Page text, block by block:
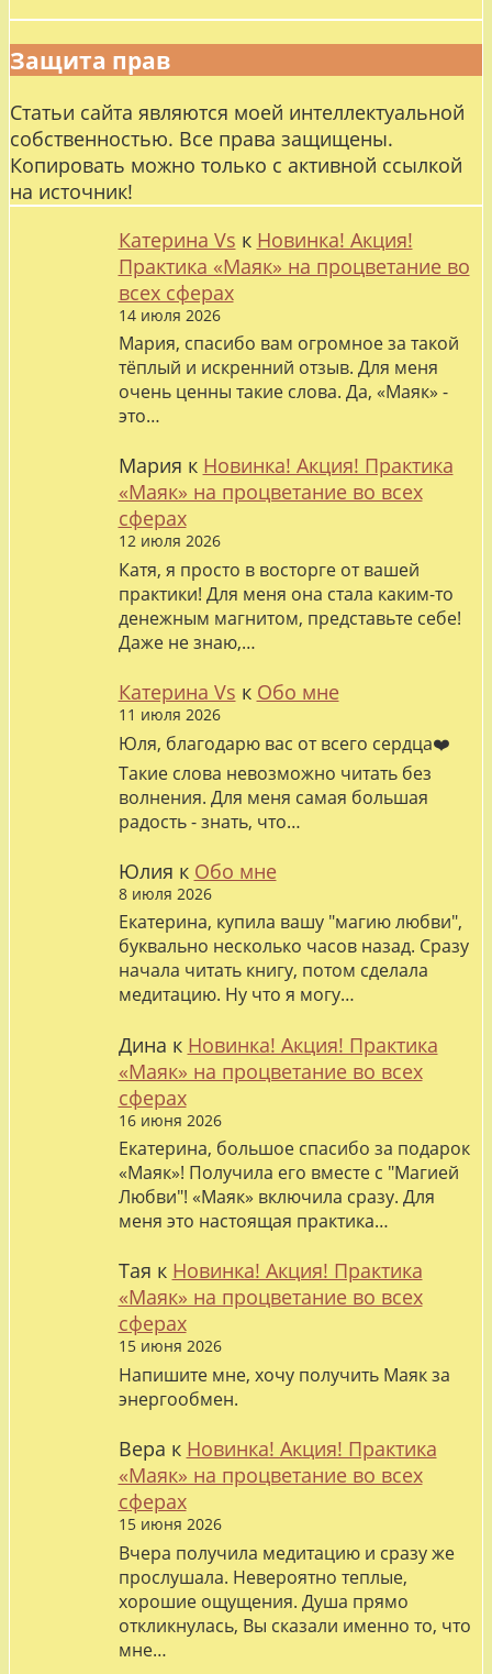
Защита прав
Статьи сайта являются моей интеллектуальной
собственностью. Все права защищены.
Копировать можно только с активной ссылкой
на источник!
Катерина Vs к Новинка! Акция!
Практика «Маяк» на процветание во
всех сферах
14 июля 2026
Мария, спасибо вам огромное за такой
тёплый и искренний отзыв. Для меня
очень ценны такие слова. Да, «Маяк» -
это…
Мария к Новинка! Акция! Практика
«Маяк» на процветание во всех
сферах
12 июля 2026
Катя, я просто в восторге от вашей
практики! Для меня она стала каким-то
денежным магнитом, представьте себе!
Даже не знаю,…
Катерина Vs к Обо мне
11 июля 2026
Юля, благодарю вас от всего сердца❤️
Такие слова невозможно читать без
волнения. Для меня самая большая
радость - знать, что…
Юлия к Обо мне
8 июля 2026
Екатерина, купила вашу "магию любви",
буквально несколько часов назад. Сразу
начала читать книгу, потом сделала
медитацию. Ну что я могу…
Дина к Новинка! Акция! Практика
«Маяк» на процветание во всех
сферах
16 июня 2026
Екатерина, большое спасибо за подарок
«Маяк»! Получила его вместе с "Магией
Любви"! «Маяк» включила сразу. Для
меня это настоящая практика…
Тая к Новинка! Акция! Практика
«Маяк» на процветание во всех
сферах
15 июня 2026
Напишите мне, хочу получить Маяк за
энергообмен.
Вера к Новинка! Акция! Практика
«Маяк» на процветание во всех
сферах
15 июня 2026
Вчера получила медитацию и сразу же
прослушала. Невероятно теплые,
хорошие ощущения. Душа прямо
откликнулась, Вы сказали именно то, что
мне…